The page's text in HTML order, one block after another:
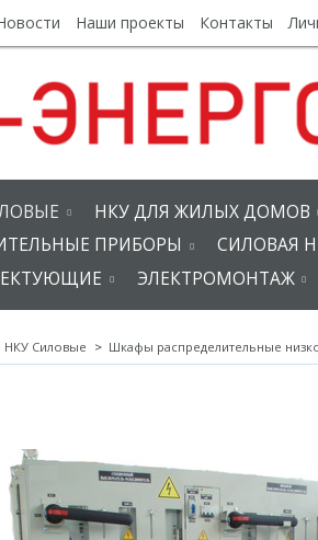
Наши проекты Контакты
НКУ ДЛЯ ЖИЛЫХ ДОМОВ
ПРИБОРЫ
СИЛОВАЯ
ЭЛЕКТРОМОНТАЖ
НКУ Силовые Шкафы распределительные